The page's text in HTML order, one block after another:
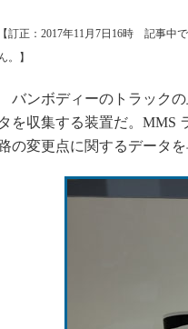
【訂正：2017年11月7日16時 記事中
。】
バンボディーのトラックの
タを収集する装置だ。MMS
の変更点に関するデータ